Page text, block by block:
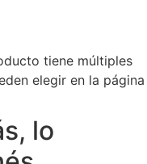
tiene múltiples
elegir en la página
lo